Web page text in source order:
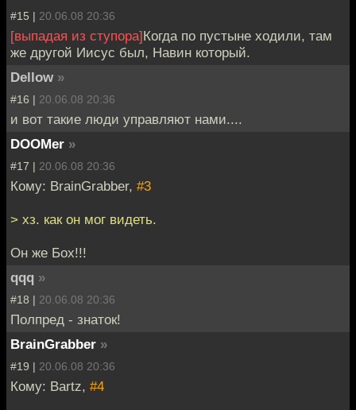
#15 | 20.06.08 20:36
[выпадая из ступора]Когда по пустыне ходили, там
же другой Иисус был, Навин который.
Dellow »
#16 | 20.06.08 20:36
и вот такие люди управляют нами....
DOOMer »
#17 | 20.06.08 20:36
Кому: BrainGrabber, #3
> хз. как он мог видеть.
Он же Бох!!!
qqq »
#18 | 20.06.08 20:36
Полпред - знаток!
BrainGrabber »
#19 | 20.06.08 20:36
Кому: Bartz, #4